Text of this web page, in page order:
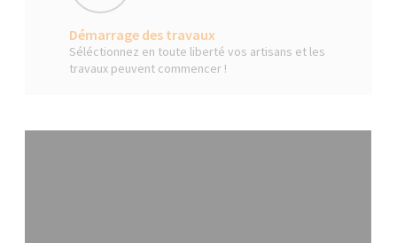
Démarrage des travaux
Séléctionnez en toute liberté vos artisans et les
travaux peuvent commencer !